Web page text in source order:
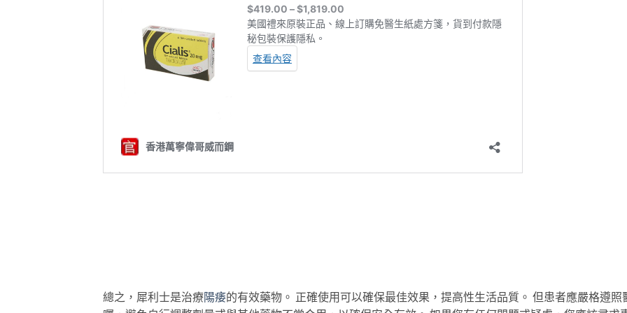
總之，犀利士是治療陽痿的有效藥物。 正確使用可以確保最佳效果，提高性生活品質。 但患者應嚴格遵照